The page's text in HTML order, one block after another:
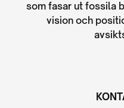
som fasar ut fossila
vision och